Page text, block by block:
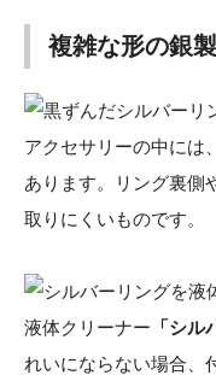
複雑な形の銀
アクセサリーの中には
あります。リング裏側
取りにくいものです。
液体クリーナー 「シル
れいにならない場合、